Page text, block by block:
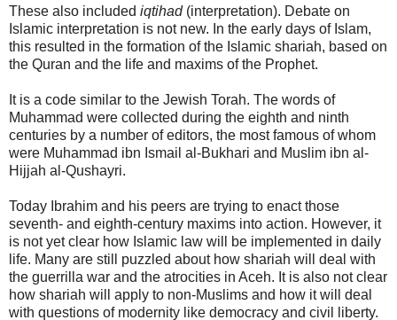
These also included iqtihad(interpretation). Debate on
Islamic interpretation is not new. In the early days of Islam,
this resulted in the formation of the Islamic shariah, based on
the Quran and the life and maxims of the Prophet.
It is a code similar to the Jewish Torah. The words of
Muhammad were collected during the eighth and ninth
centuries by a number of editors, the most famous of whom
were Muhammad ibn Ismail al-Bukhari and Muslim ibn al-
Hijjah al-Qushayri.
Today Ibrahim and his peers are trying to enact those
seventh- and eighth-century maxims into action. However, it
is not yet clear how Islamic law will be implemented in daily
life. Many are still puzzled about how shariah will deal with
the guerrilla war and the atrocities in Aceh. It is also not clear
how shariah will apply to non-Muslims and how it will deal
with questions of modernity like democracy and civil liberty.